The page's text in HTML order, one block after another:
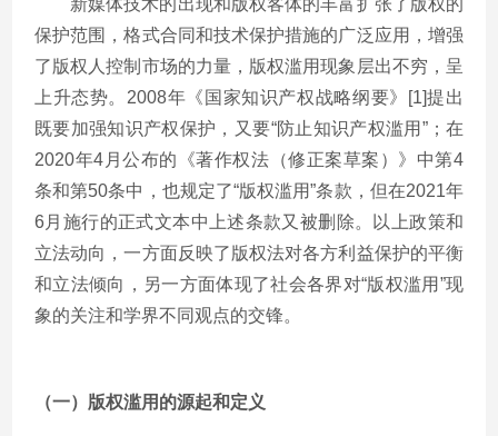
保护范围，格式合同和技术保护措施的广泛应用，增强
了版权人控制市场的力量，版权滥用现象层出不穷，呈
上升态势。2008年《国家知识产权战略纲要》[1]提出
既要加强知识产权保护，又要“防止知识产权滥用”；在
2020年4月公布的《著作权法（修正案草案）》中第4
条和第50条中，也规定了“版权滥用”条款，但在2021年
6月施行的正式文本中上述条款又被删除。以上政策和
立法动向，一方面反映了版权法对各方利益保护的平衡
和立法倾向，另一方面体现了社会各界对“版权滥用”现
象的关注和学界不同观点的交锋。
（一）版权滥用的源起和定义